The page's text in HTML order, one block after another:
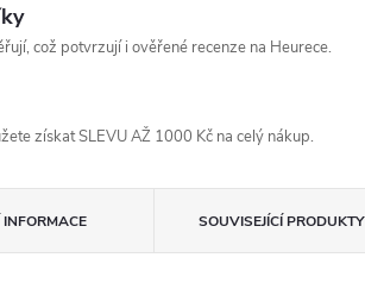
což potvrzují i ověřené recenze na Heurece.
získat SLEVU AŽ 1000 Kč na celý nákup.
SOUVISEJÍCÍ PRODUKTY